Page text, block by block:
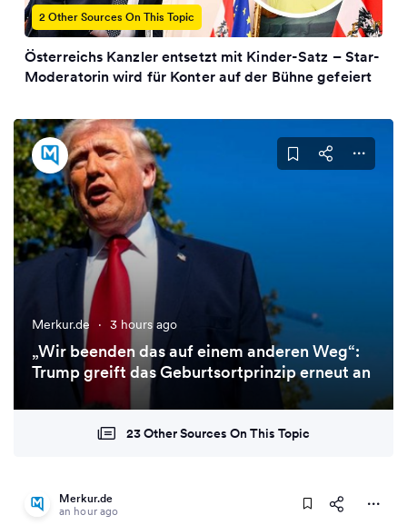
2 Other Sources On This Topic
Österreichs Kanzler entsetzt mit Kinder-Satz – Star-
Moderatorin wird für Konter auf der Bühne gefeiert
Merkur.de · 3 hours ago
„Wir beenden das auf einem anderen Weg“:
Trump greift das Geburtsortprinzip erneut an
23 Other Sources On This Topic
Merkur.de
an hour ago